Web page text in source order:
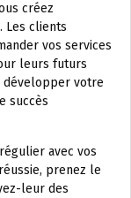
créez
Les clients
vos services
leurs futurs
développer votre
succès
avec vos
prenez le
leur des